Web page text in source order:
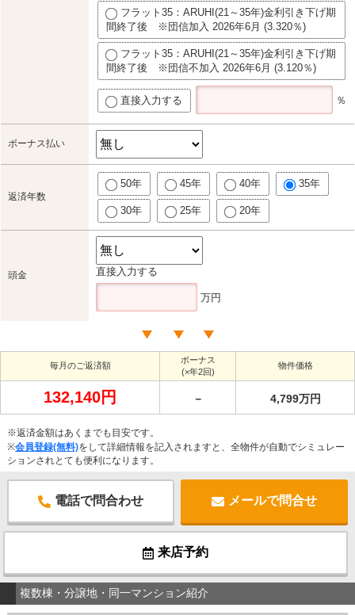
フラット35：ARUHI(21～35年)金利引き下げ期
間終了後 ※団信加入 2026年6月 (3.320％)
フラット35：ARUHI(21～35年)金利引き下げ期
間終了後 ※団信不加入 2026年6月 (3.120％)
直接入力する ％
ボーナス払い
返済年数
50年 45年 40年 35年
30年 25年 20年
頭金 直接入力する
万円
毎月のご返済額
ボーナス
(×年2回)
物件価格
132,140円 － 4,799万円
※返済金額はあくまでも目安です。
※会員登録(無料)をして詳細情報を記入されますと、全物件が自動でシミュレー
ションされとても便利になります。
電話で問合わせ メールで問合せ
来店予約
複数棟・分譲地・同一マンション紹介